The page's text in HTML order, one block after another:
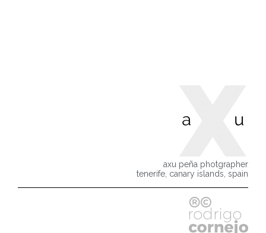
axu peña photgrapher
tenerife, canary islands, spain